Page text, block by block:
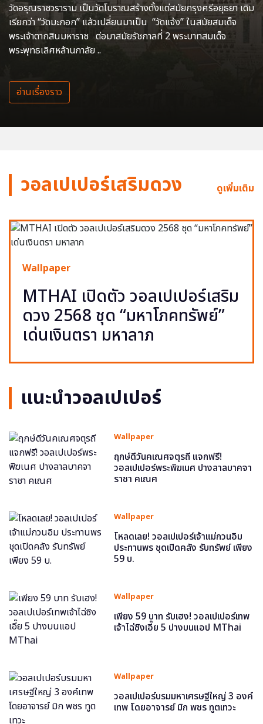
วัดอรุณราชวราราม เป็นวัดโบราณสร้างตั้งแต่สมัยกรุงศรีอยุธยา เดิม
เรียกว่า “วัดมะกอก” แล้วเปลี่ยนมาเป็น “วัดแจ้ง” ในสมัยสมเด็จ
พระเจ้าตากสินมหาราช ต่อมาสมัยรัชกาลที่ 2 พระบาทสมเด็จ
พระพุทธเลิศหล้านภาลัย ..
อ่านเรื่องราว
วอลเปเปอร์เสริมดวง ดูเพิ่มเติม
Wallpaper
MTHAI เปิดตัว วอลเปเปอร์เสริม
ดวง 2568 ชุด “มหาโภคทรัพย์”
เด่นเงินตรา มหาลาภ
แนะนำวอลเปเปอร์
Wallpaper
ฤกษ์ดีวันคเณศจตุรถี แจกฟรี!
วอลเปเปอร์พระพิฆเนศ ปางลาลบาคจา
ราชา คเณศ
Wallpaper
โหลดเลย! วอลเปเปอร์เจ้าแม่กวนอิม
ประทานพร ชุดเปิดคลัง รับทรัพย์ เพียง
59 บ.
Wallpaper
เพียง 59 บาท รับเฮง! วอลเปเปอร์เทพ
เจ้าไฉ่ซิงเอี๊ย 5 ปางบนแอป MThai
Wallpaper
วอลเปเปอร์บรมมหาเศรษฐีใหญ่ 3 องค์
เทพ โดยอาจารย์ มิก พชร ทูตเทวะ